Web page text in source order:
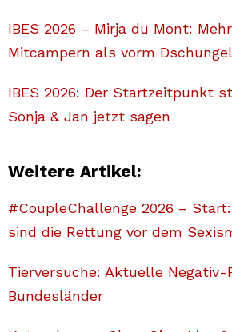
IBES 2026 – Mirja du Mont:
Mitcampern als vorm
IBES 2026: Der Startzeitpunkt
Sonja & Jan jetzt sagen
Weitere Artikel:
#CoupleChallenge 2026 –
sind die Rettung vor dem
Tierversuche: Aktuelle Negativ-
Bundesländer